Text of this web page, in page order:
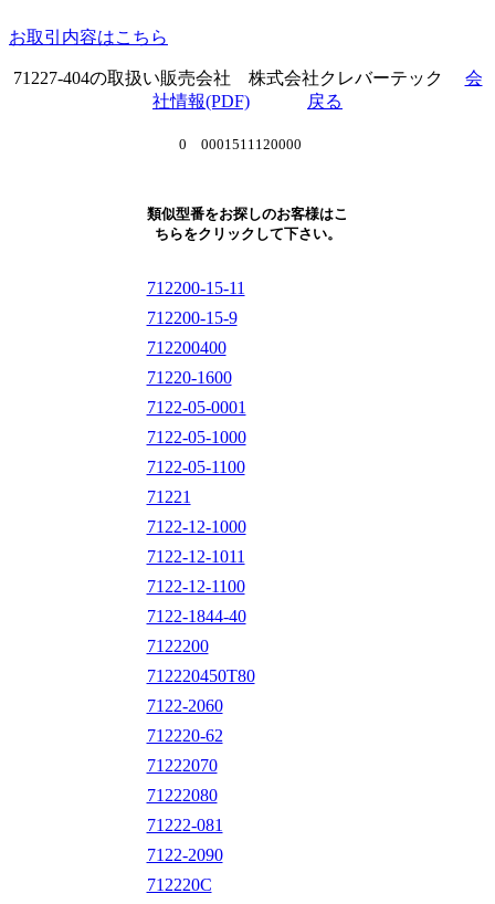
お取引内容はこちら
71227-404の取扱い販売会社 株式会社クレバーテック 会
社情報(PDF)
戻る
0 0001511120000
類似型番をお探しのお客様はこ
ちらをクリックして下さい。
712200-15-11
712200-15-9
712200400
71220-1600
7122-05-0001
7122-05-1000
7122-05-1100
71221
7122-12-1000
7122-12-1011
7122-12-1100
7122-1844-40
7122200
712220450T80
7122-2060
712220-62
71222070
71222080
71222-081
7122-2090
712220C